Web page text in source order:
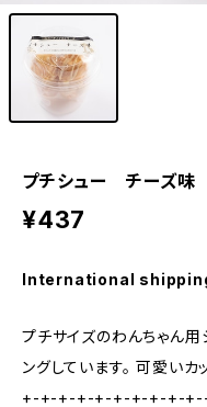
プチシュー チーズ
¥437
International
プチサイズのわんちゃん用
ングしています。 可愛いカ
+-+-+-+-+-+-+-+-+-